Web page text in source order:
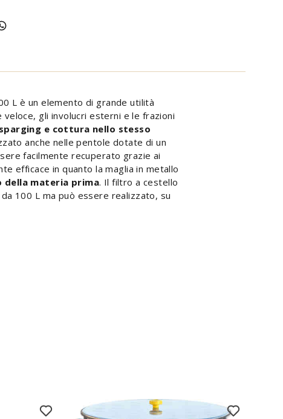
L è un elemento di grande utilità
gli involucri esterni e le frazioni
e cottura nello stesso
anche nelle pentole dotate di un
facilmente recuperato grazie ai
efficace in quanto la maglia in metallo
materia prima. Il filtro a cestello
100 L ma può essere realizzato, su